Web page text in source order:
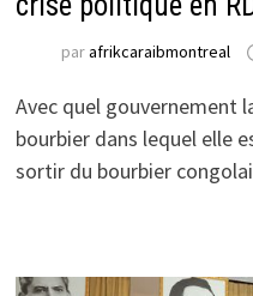
parafrikcaraibmontreal
Avec quel gouvernement
bourbier dans lequel elle
sortir du bourbier